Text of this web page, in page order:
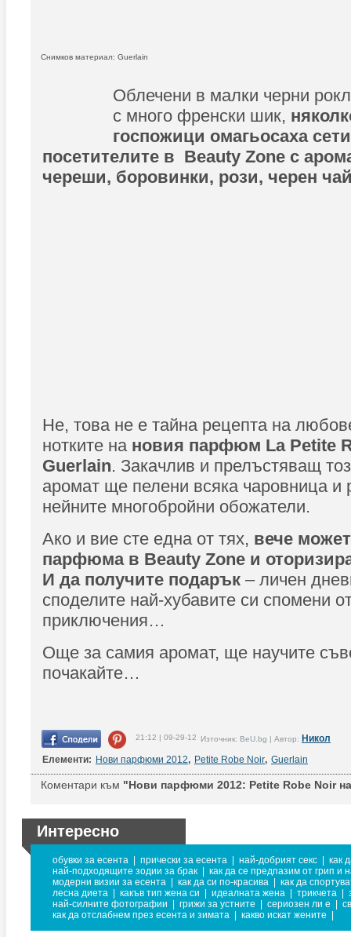
Снимков материал: Guerlain
Облечени в малки черни
с много френски шик,
госпожици омагьосаха
посетителите в Beauty Zone с
череши, боровинки, рози, черен
Не, това не е тайна рецепта на
нотките на новия парфюм La Petite
Guerlain. Закачлив и прелъстяващ
аромат ще пелени всяка чаровница и
нейните многобройни обожатели.
Ако и вие сте една от тях, вече
парфюма в Beauty Zone и
И да получите подарък – личен
споделите най-хубавите си спомени
приключения…
Още за самия аромат, ще научите
почакайте…
21:12 | 09-29-12 Източник: BeU.bg | Автор: Никол
Елементи: Нови парфюми 2012, Petite Robe Noir, Guerlain
Коментари към "Нови парфюми 2012: Petite Robe Noir
Интересно
обувки за есента прически за есента най-добрият секс
как
най-подходящите зодии за брак
как да се предпазим от грип и
модерни визии за есента
как да си по-красива
как да
лесна диета
какъв тип жена си идеалната жена трикчета
най-силните фотографии
грижи за устните сериозен ли е
как да отслабнем през есента и зимата
какво искат жените